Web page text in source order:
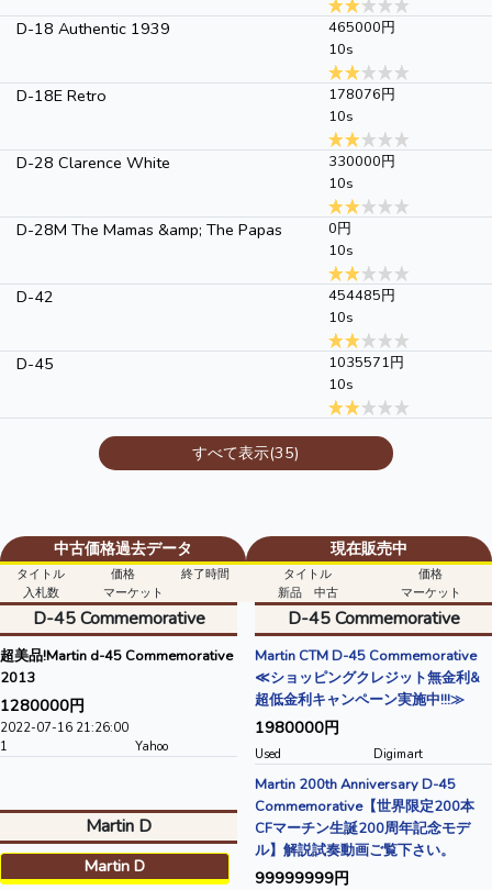
D-18 Authentic 1939
465000円
10s
D-18E Retro
178076円
10s
D-28 Clarence White
330000円
10s
D-28M The Mamas &amp; The Papas
0円
10s
D-42
454485円
10s
D-45
1035571円
10s
すべて表示(35)
中古価格過去データ 現在販売中
タイトル 価格
終了時間
入札数
マーケット
タイトル
価格
新品 中古
マーケット
D-45 Commemorative
超美品!Martin d-45 Commemorative
2013
1280000円
2022-07-16 21:26:00
1
Yahoo
Martin D
Martin D
D-45 Commemorative
Martin CTM D-45 Commemorative
≪ショッピングクレジット無金利&
超低金利キャンペーン実施中!!!≫
1980000円
Used Digimart
Martin 200th Anniversary D-45
Commemorative【世界限定200本
CFマーチン生誕200周年記念モデ
ル】解説試奏動画ご覧下さい。
99999999円